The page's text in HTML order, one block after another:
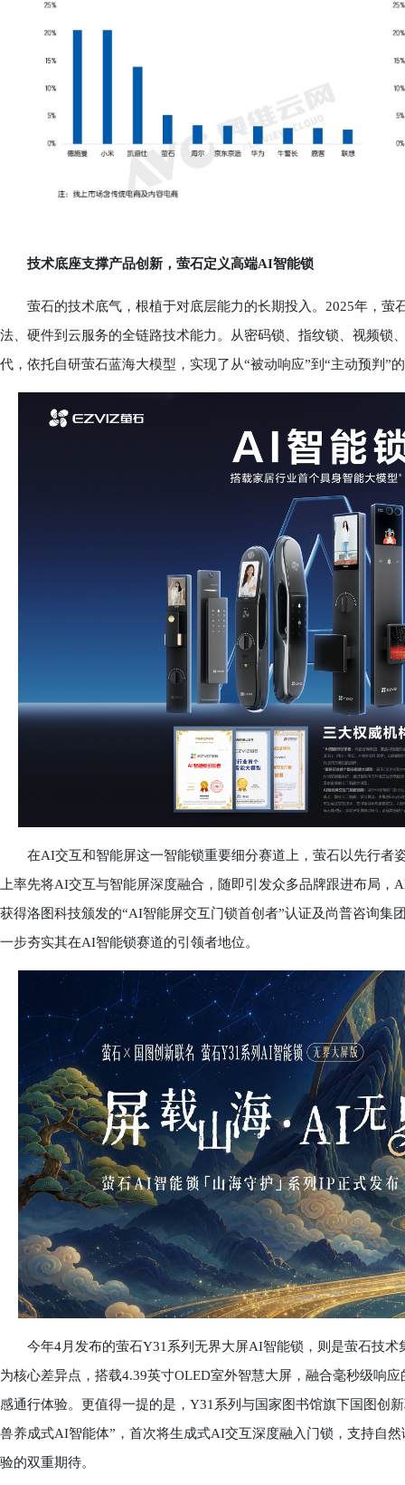
技术底座支撑产品创新，萤石定义高端AI智能锁
萤石的技术底气，根植于对底层能力的长期投入。2025年，萤
法、硬件到云服务的全链路技术能力。从密码锁、指纹锁、视频锁
代，依托自研萤石蓝海大模型，实现了从“被动响应”到“主动预判”
在AI交互和智能屏这一智能锁重要细分赛道上，萤石以先行者
上率先将AI交互与智能屏深度融合，随即引发众多品牌跟进布局
获得洛图科技颁发的“AI智能屏交互门锁首创者”认证及尚普咨询集
一步夯实其在AI智能锁赛道的引领者地位。
今年4月发布的萤石Y31系列无界大屏AI智能锁，则是萤石技术
为核心差异点，搭载4.39英寸OLED室外智慧大屏，融合毫秒级响
感通行体验。更值得一提的是，Y31系列与国家图书馆旗下国图创
兽养成式AI智能体”，首次将生成式AI交互深度融入门锁，支持自
验的双重期待。